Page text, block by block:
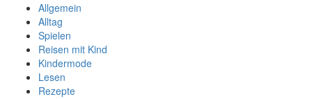
Allgemein
Alltag
Spielen
Reisen mit Kind
Kindermode
Lesen
Rezepte